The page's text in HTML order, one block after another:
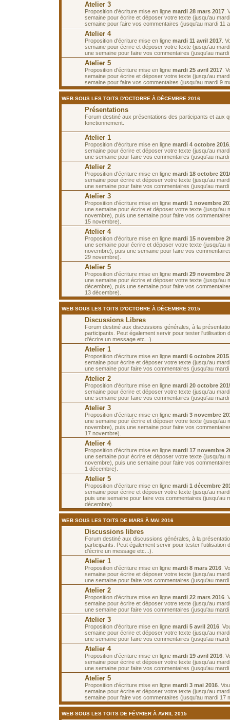
Atelier 3
Proposition d'écriture mise en ligne mardi 28 mars 2017 .
semaine pour écrire et déposer votre texte (jusqu'au
semaine pour faire vos commentaires (jusqu'au mardi 11
Atelier 4
Proposition d'écriture mise en ligne mardi 11 avril 2017 .
semaine pour écrire et déposer votre texte (jusqu'au
une semaine pour faire vos commentaires (jusqu'au
Atelier 5
Proposition d'écriture mise en ligne mardi 25 avril 2017 .
semaine pour écrire et déposer votre texte (jusqu'au
semaine pour faire vos commentaires (jusqu'au mardi 9
WEB SOUS LES TOITS D'OCTOBRE À DÉCEMBRE 2016
Présentations
Forum destiné aux présentations des participants et aux
fonctionnement.
Atelier 1
Proposition d'écriture mise en ligne mardi 4 octobre 2016
semaine pour écrire et déposer votre texte (jusqu'au
une semaine pour faire vos commentaires (jusqu'au
Atelier 2
Proposition d'écriture mise en ligne mardi 18 octobre
semaine pour écrire et déposer votre texte (jusqu'au
une semaine pour faire vos commentaires (jusqu'au
Atelier 3
Proposition d'écriture mise en ligne mardi 1 novembre
une semaine pour écrire et déposer votre texte (jusqu'au
novembre), puis une semaine pour faire vos
15 novembre).
Atelier 4
Proposition d'écriture mise en ligne mardi 15 novembre
une semaine pour écrire et déposer votre texte (jusqu'au
novembre), puis une semaine pour faire vos
29 novembre).
Atelier 5
Proposition d'écriture mise en ligne mardi 29 novembre
une semaine pour écrire et déposer votre texte (jusqu'au
décembre), puis une semaine pour faire vos
13 décembre).
WEB SOUS LES TOITS D'OCTOBRE À DÉCEMBRE 2015
Discussions Libres
Forum destiné aux discussions générales, à la
participants. Peut également servir pour tester l'utilisation
d'écrire un message etc...).
Atelier 1
Proposition d'écriture mise en ligne mardi 6 octobre 2015
semaine pour écrire et déposer votre texte (jusqu'au
une semaine pour faire vos commentaires (jusqu'au
Atelier 2
Proposition d'écriture mise en ligne mardi 20 octobre
semaine pour écrire et déposer votre texte (jusqu'au
une semaine pour faire vos commentaires (jusqu'au
Atelier 3
Proposition d'écriture mise en ligne mardi 3 novembre
une semaine pour écrire et déposer votre texte (jusqu'au
novembre), puis une semaine pour faire vos
17 novembre).
Atelier 4
Proposition d'écriture mise en ligne mardi 17 novembre
une semaine pour écrire et déposer votre texte (jusqu'au
novembre), puis une semaine pour faire vos
1 décembre).
Atelier 5
Proposition d'écriture mise en ligne mardi 1 décembre
semaine pour écrire et déposer votre texte (jusqu'au
puis une semaine pour faire vos commentaires (jusqu'au
décembre).
WEB SOUS LES TOITS DE MARS À MAI 2016
Discussions libres
Forum destiné aux discussions générales, à la
participants. Peut également servir pour tester l'utilisation
d'écrire un message etc...).
Atelier 1
Proposition d'écriture mise en ligne mardi 8 mars 2016 .
semaine pour écrire et déposer votre texte (jusqu'au
une semaine pour faire vos commentaires (jusqu'au
Atelier 2
Proposition d'écriture mise en ligne mardi 22 mars 2016 .
semaine pour écrire et déposer votre texte (jusqu'au
une semaine pour faire vos commentaires (jusqu'au
Atelier 3
Proposition d'écriture mise en ligne mardi 5 avril 2016 .
semaine pour écrire et déposer votre texte (jusqu'au
une semaine pour faire vos commentaires (jusqu'au
Atelier 4
Proposition d'écriture mise en ligne mardi 19 avril 2016 .
semaine pour écrire et déposer votre texte (jusqu'au
une semaine pour faire vos commentaires (jusqu'au mardi
Atelier 5
Proposition d'écriture mise en ligne mardi 3 mai 2016 .
semaine pour écrire et déposer votre texte (jusqu'au
semaine pour faire vos commentaires (jusqu'au mardi 17
WEB SOUS LES TOITS DE FÉVRIER À AVRIL 2015